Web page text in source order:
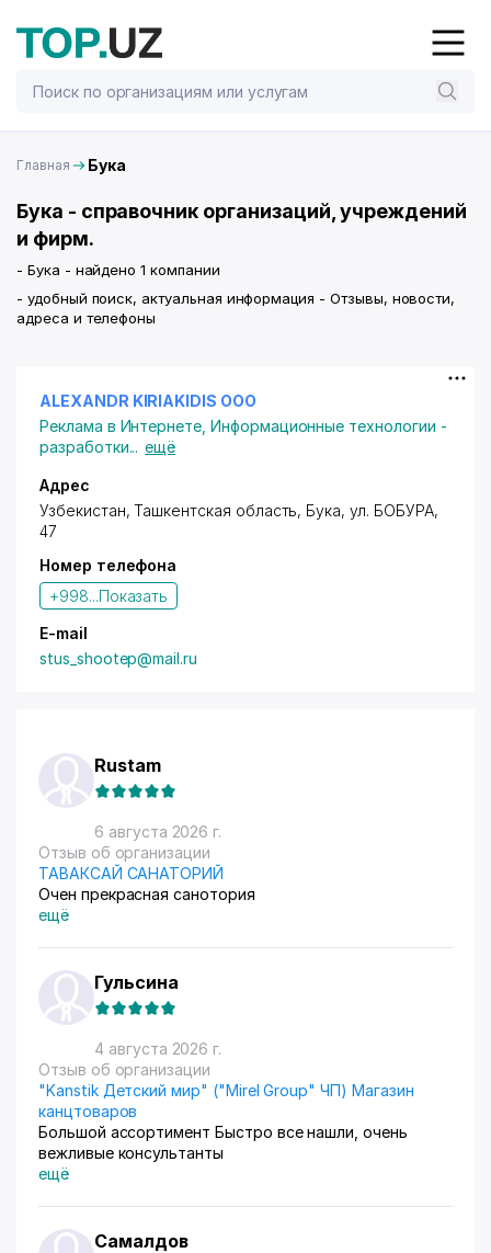
Главная Бука
Бука - справочник организаций, учреждений
и фирм.
- Бука - найдено 1 компании
- удобный поиск, актуальная информация - Отзывы, новости,
адреса и телефоны
ALEXANDR KIRIAKIDIS ООО
Реклама в Интернете Информационные технологии -
разработки... ещё
Адрес
Узбекистан, Ташкентская область, Бука,ул. БОБУРА,
47
Номер телефона
+998...Показать
E-mail
stus_shootep@mail.ru
Rustam
6 августа 2026 г.
Отзыв об организации
ТАВАКСАЙ САНАТОРИЙ
Очен прекрасная санотория
ещё
Гульсина
4 августа 2026 г.
Отзыв об организации
"Kanstik Детский мир" ("Mirel Group" ЧП) Магазин
канцтоваров
Большой ассортимент Быстро все нашли, очень
вежливые консультанты
ещё
Самалдов